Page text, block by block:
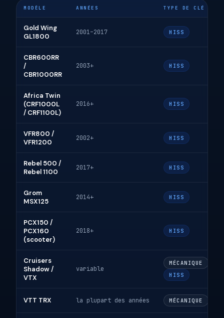
MODÈLE ANNÉES TYPE DE CLÉ
Gold Wing
GL1800
2001–2017 HISS
CBR600RR
/
CBR1000RR
2003+ HISS
Africa Twin
(CRF1000L
/ CRF1100L)
2016+ HISS
VFR800 /
VFR1200
2002+ HISS
Rebel 500 /
Rebel 1100
2017+ HISS
Grom
MSX125
2014+ HISS
PCX150 /
PCX160
(scooter)
2018+ HISS
Cruisers
Shadow /
VTX
variable
MÉCANIQUE
HISS
VTT TRX la plupart des années MÉCANIQUE